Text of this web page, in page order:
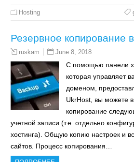
Hosting
Резервное копирование
ruskam June 8, 2018
С помощью панели
которая управляет
доменом,
UkrHost, вы можете
копирование
учетной записи (т.е. отдельно
хостинга). Общую копию настроек и
сайтов. Процесс копирования…